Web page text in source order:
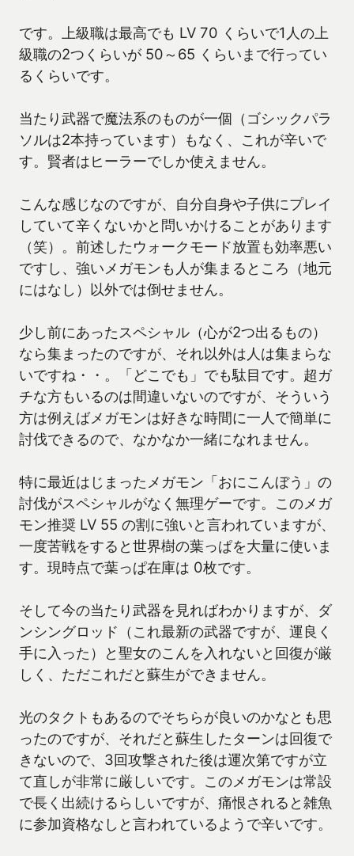
です。上級職は最高でも LV 70 くらいで1人の上
級職の2つくらいが 50～65 くらいまで行ってい
るくらいです。
当たり武器で魔法系のものが一個（ゴシックパラ
ソルは2本持っています）もなく、これが辛いで
す。賢者はヒーラーでしか使えません。
こんな感じなのですが、自分自身や子供にプレイ
していて辛くないかと問いかけることがあります
（笑）。前述したウォークモード放置も効率悪い
ですし、強いメガモンも人が集まるところ（地元
にはなし）以外では倒せません。
少し前にあったスペシャル（心が2つ出るもの）
なら集まったのですが、それ以外は人は集まらな
いですね・・。「どこでも」でも駄目です。超ガ
チな方もいるのは間違いないのですが、そういう
方は例えばメガモンは好きな時間に一人で簡単に
討伐できるので、なかなか一緒になれません。
特に最近はじまったメガモン「おにこんぼう」の
討伐がスペシャルがなく無理ゲーです。このメガ
モン推奨 LV 55 の割に強いと言われていますが、
一度苦戦をすると世界樹の葉っぱを大量に使いま
す。現時点で葉っぱ在庫は 0枚です。
そして今の当たり武器を見ればわかりますが、ダ
ンシングロッド（これ最新の武器ですが、運良く
手に入った）と聖女のこんを入れないと回復が厳
しく、ただこれだと蘇生ができません。
光のタクトもあるのでそちらが良いのかなとも思
ったのですが、それだと蘇生したターンは回復で
きないので、3回攻撃された後は運次第ですが立
て直しが非常に厳しいです。このメガモンは常設
で長く出続けるらしいですが、痛恨されると雑魚
に参加資格なしと言われているようで辛いです。